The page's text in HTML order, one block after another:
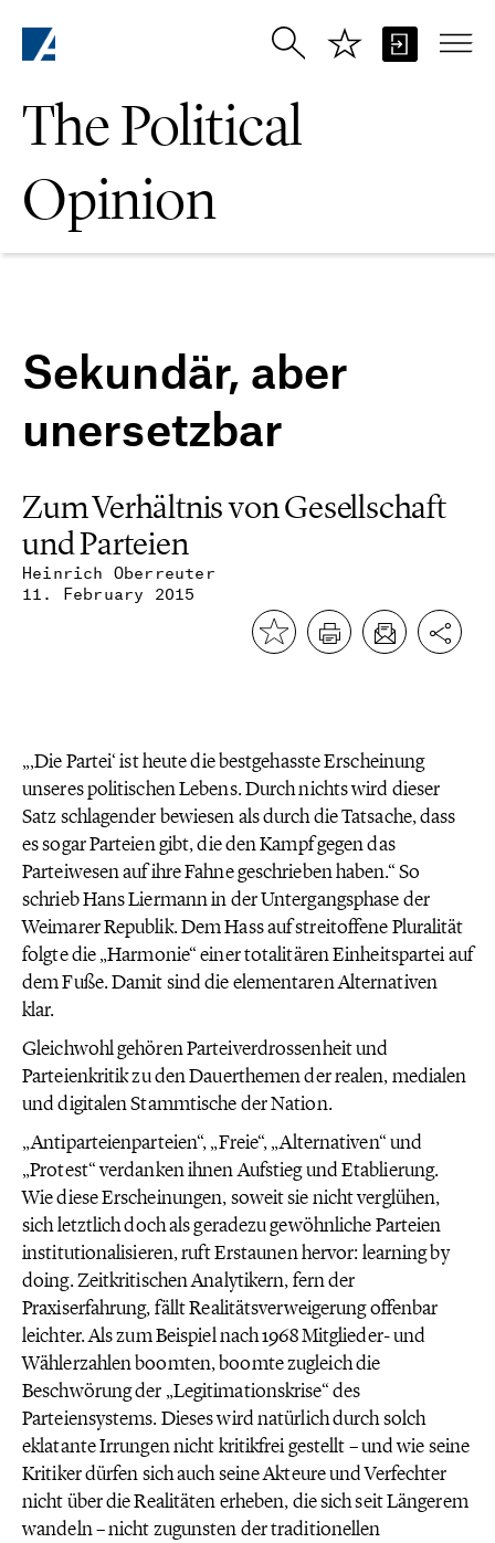
The Political
Opinion
Sekundär, aber
unersetzbar
Heinrich Oberreuter
11. February 2015
Zum Verhältnis von Gesellschaft
und Parteien
„‚Die Partei‘ ist heute die bestgehasste Erscheinung
unseres politischen Lebens. Durch nichts wird dieser
Satz schlagender bewiesen als durch die Tatsache, dass
es sogar Parteien gibt, die den Kampf gegen das
Parteiwesen auf ihre Fahne geschrieben haben.“ So
schrieb Hans Liermann in der Untergangsphase der
Weimarer Republik. Dem Hass auf streitoffene Pluralität
folgte die „Harmonie“ einer totalitären Einheitspartei auf
dem Fuße. Damit sind die elementaren Alternativen
klar.
Gleichwohl gehören Parteiverdrossenheit und
Parteienkritik zu den Dauerthemen der realen, medialen
und digitalen Stammtische der Nation.
„Antiparteienparteien“, „Freie“, „Alternativen“ und
„Protest“ verdanken ihnen Aufstieg und Etablierung.
Wie diese Erscheinungen, soweit sie nicht verglühen,
sich letztlich doch als geradezu gewöhnliche Parteien
institutionalisieren, ruft Erstaunen hervor: learning by
doing. Zeitkritischen Analytikern, fern der
Praxiserfahrung, fällt Realitätsverweigerung offenbar
leichter. Als zum Beispiel nach 1968 Mitglieder- und
Wählerzahlen boomten, boomte zugleich die
Beschwörung der „Legitimationskrise“ des
Parteiensystems. Dieses wird natürlich durch solch
eklatante Irrungen nicht kritikfrei gestellt – und wie seine
Kritiker dürfen sich auch seine Akteure und Verfechter
nicht über die Realitäten erheben, die sich seit Längerem
wandeln – nicht zugunsten der traditionellen